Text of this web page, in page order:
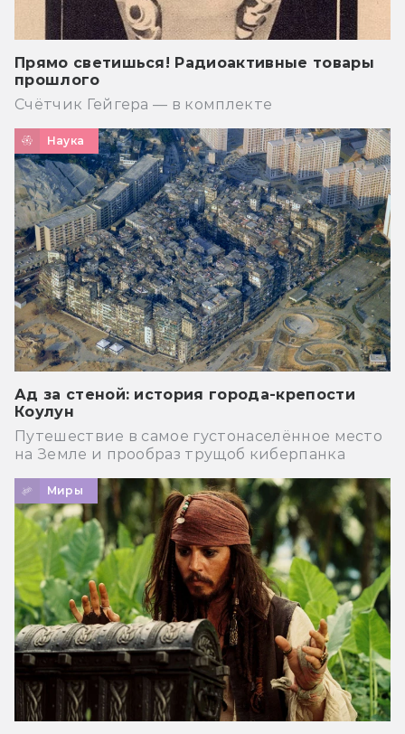
Прямо светишься! Радиоактивные товары
прошлого
Счётчик Гейгера — в комплекте
Наука
Ад за стеной: история города-крепости
Коулун
Путешествие в самое густонаселённое место
на Земле и прообраз трущоб киберпанка
Миры